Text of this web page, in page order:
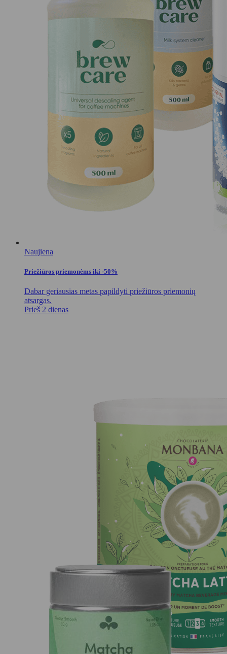
Naujiena
Priežiūros priemonėms iki -50%
Dabar geriausias metas papildyti priežiūros priemonių
atsargas.
Prieš 2 dienas